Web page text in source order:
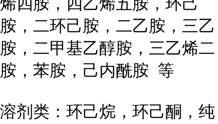
胺，二环己胺，二乙胺，三乙
胺，二甲基乙醇胺，三乙烯二
胺，苯胺，己内酰胺 等
溶剂类：环己烷，环己酮，纯